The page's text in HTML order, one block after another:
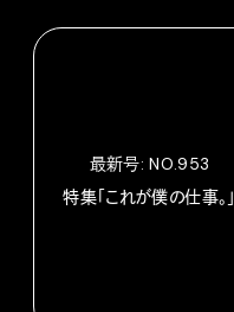
最新号: NO.953
特集「これが僕の仕事。」